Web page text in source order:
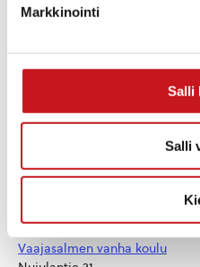
Markkinointi
Salli
Salli
TAPAHTUMAPAIKKA
Vaajasalmen vanha koulu